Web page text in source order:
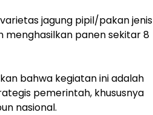
jagung pipil/pakan jenis
menghasilkan panen sekitar 8
bahwa kegiatan ini adalah
pemerintah, khususnya
nasional.